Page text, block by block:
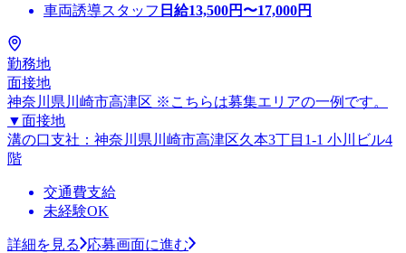
車両誘導スタッフ 日給13,500円〜17,000円
勤務地
面接地
神奈川県川崎市高津区 ※こちらは募集エリアの一例です。
▼面接地
溝の口支社：神奈川県川崎市高津区久本3丁目1-1 小川ビル4
階
交通費支給
未経験OK
詳細を見る 応募画面に進む